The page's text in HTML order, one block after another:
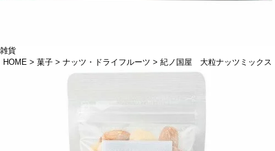
雑貨
HOME
菓子 ナッツ・ドライフルーツ 紀ノ国屋 大粒ナッツミックス